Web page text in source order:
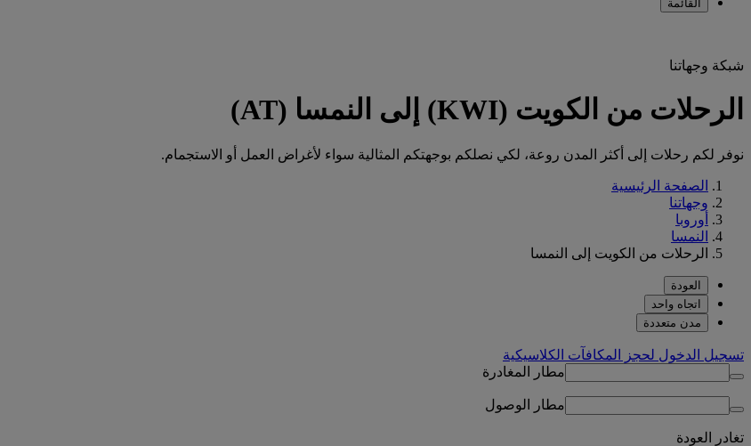
القائمة
شبكة وجهاتنا
الرحلات من الكويت (KWI) إلى النمسا (AT)
نوفر لكم رحلات إلى أكثر المدن روعة، لكي نصلكم بوجهتكم المثالية سواء لأغراض العمل أو الاستجمام.
الصفحة الرئيسية
وجهاتنا
أوروبا
النمسا
الرحلات من الكويت إلى النمسا
العودة
اتجاه واحد
مدن متعددة
تسجيل الدخول لحجز المكافآت الكلاسيكية
مطار المغادرة
مطار الوصول
تغادر العودة